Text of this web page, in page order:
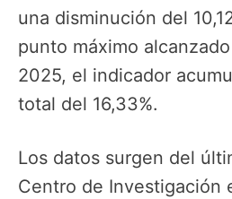
una disminución del
punto máximo
2025, el indicador
total del 16,33%.
Los datos surgen del
Centro de Investigación